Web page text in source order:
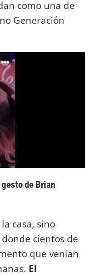
como una de
Generación
de Brian
casa, sino
cientos de
que venían
El